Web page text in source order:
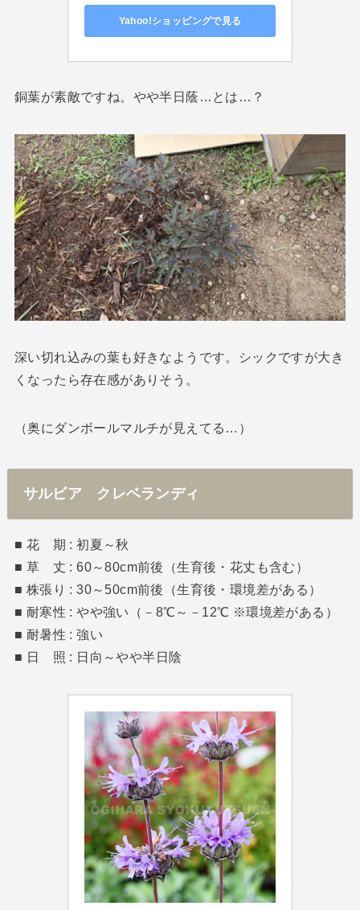
Yahoo!ショッピングで見る
銅葉が素敵ですね。やや半日蔭…とは…？
深い切れ込みの葉も好きなようです。シックですが大き
くなったら存在感がありそう。
（奥にダンボールマルチが見えてる…）
サルビア クレベランディ
■ 花 期 : 初夏～秋
■ 草 丈 : 60～80cm前後（生育後・花丈も含む）
■ 株張り : 30～50cm前後（生育後・環境差がある）
■ 耐寒性 : やや強い（－8℃～－12℃ ※環境差がある）
■ 耐暑性 : 強い
■ 日 照 : 日向～やや半日陰